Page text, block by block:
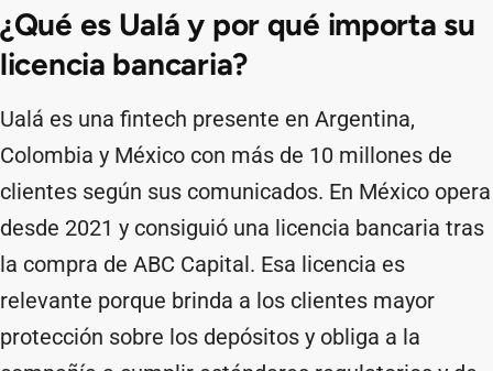
¿Qué es Ualá y por qué importa su
licencia bancaria?
Ualá es una fintech presente en Argentina,
Colombia y México con más de 10 millones de
clientes según sus comunicados. En México opera
desde 2021 y consiguió una licencia bancaria tras
la compra de ABC Capital. Esa licencia es
relevante porque brinda a los clientes mayor
protección sobre los depósitos y obliga a la